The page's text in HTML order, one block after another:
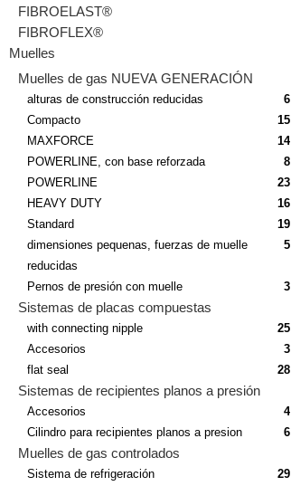
FIBROELAST®
FIBROFLEX®
Muelles
Muelles de gas NUEVA GENERACIÓN
alturas de construcción reducidas
6
Compacto
15
MAXFORCE
14
POWERLINE, con base reforzada
8
POWERLINE
23
HEAVY DUTY
16
Standard
19
dimensiones pequenas, fuerzas de muelle
reducidas
5
Pernos de presión con muelle 3
Sistemas de placas compuestas
with connecting nipple
25
Accesorios
3
flat seal
28
Sistemas de recipientes planos a presión
Accesorios
4
Cilindro para recipientes planos a presion
6
Muelles de gas controlados
Sistema de refrigeración
29